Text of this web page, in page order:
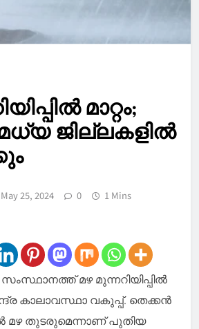
മാറ്റം;
ജില്ലകളിൽ
May 25, 2024 0 1 Mins
മഴ മുന്നറിയിപ്പിൽ
കാലാവസ്ഥാ വകുപ്പ്. തെക്കൻ
മഴ തുടരുമെന്നാണ് പുതിയ